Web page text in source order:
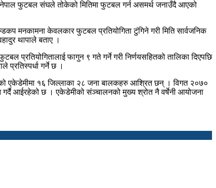
फुटबल संघले तोकेको मितिमा फुटबल गर्न असमर्थ जनाउँदै आएको
मनकामना केवलकार फुटबल प्रतियोगिता टुंगिने गरी मिति सार्वजनिक
थापाले बताए ।
फागुन ९ गते गर्ने गरी निर्णयसहितको तालिका दिएपछि
प्रतिस्पर्धा गर्ने छ ।
एकेडेमीमा १६ जिल्लाका २८ जना बालकहरु आश्रित छन् । विगत २०७०
गर्दै आईरहेको छ । एकेडेमीको संञ्चालनको मुख्य श्रोत नै वर्षेनी आयोजना